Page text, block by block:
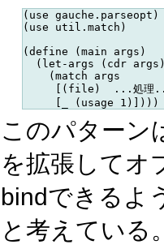
(use gauche.parseopt)
(use util.match)
(define (main args)
(let-args (cdr
    (match args
[(file)  ...処理
このパターン
を拡張してオ
bindできるよ
と考えている